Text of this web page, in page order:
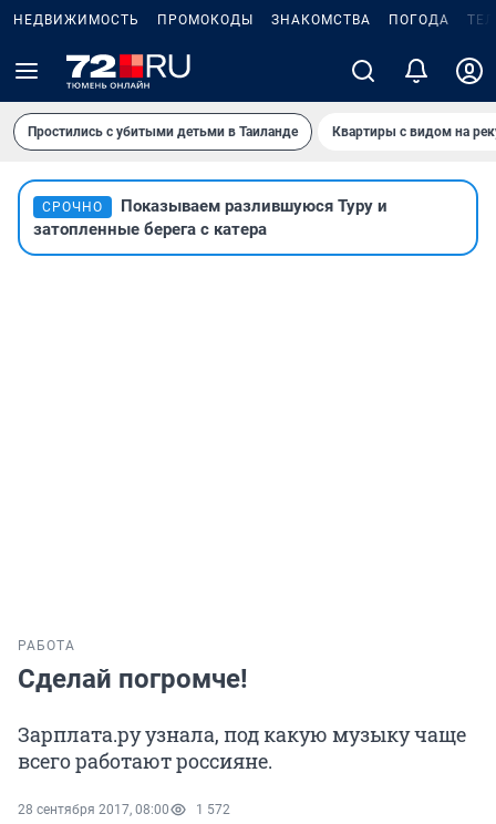
НЕДВИЖИМОСТЬ ПРОМОКОДЫ ЗНАКОМСТВА ПОГОДА
Простились с убитыми детьми в Таиланде Квартиры с видом на
СРОЧНО
Показываем разлившуюся Туру и
затопленные берега с катера
РАБОТА
Сделай погромче!
Зарплата.ру узнала, под какую музыку чаще
всего работают россияне.
28 сентября 2017, 08:00 1 572